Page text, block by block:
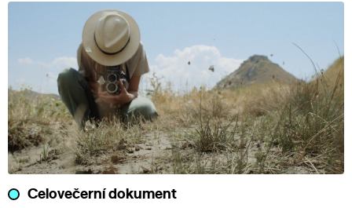
Celovečerní dokument